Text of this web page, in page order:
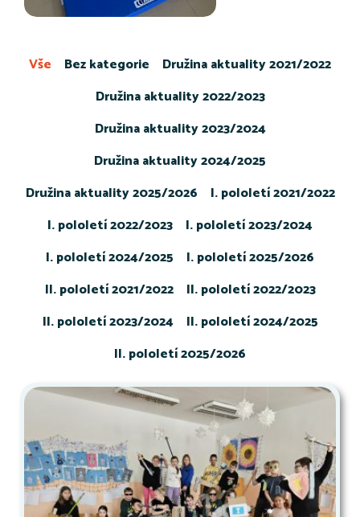
Bez kategorie
Družina aktuality 2021/2022
Družina aktuality 2022/2023
Družina aktuality 2023/2024
Družina aktuality 2024/2025
Družina aktuality 2025/2026
I. pololetí 2021/2022
I. pololetí 2022/2023
I. pololetí 2023/2024
I. pololetí 2024/2025
I. pololetí 2025/2026
II. pololetí 2021/2022
II. pololetí 2022/2023
II. pololetí 2023/2024
II. pololetí 2024/2025
II. pololetí 2025/2026
Vše